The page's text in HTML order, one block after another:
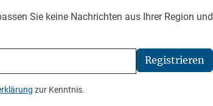
Sie keine Nachrichten aus Ihrer Region und
Registrieren
zur Kenntnis.